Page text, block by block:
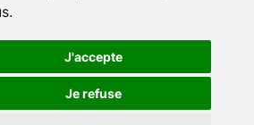
.
J'accepte
Je refuse
Escape Games •Location de salle
Services Scolaires
FAQ